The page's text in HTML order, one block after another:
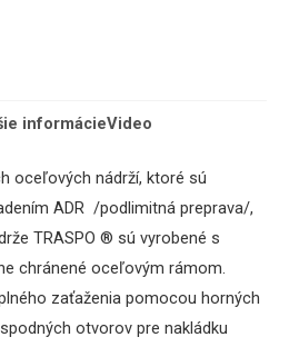
informácieVideo
oceľových nádrží, ktoré sú
ADR /podlimitná preprava/,
TRASPO ® sú vyrobené s
chránené oceľovým rámom.
zaťaženia pomocou horných
otvorov pre nakládku